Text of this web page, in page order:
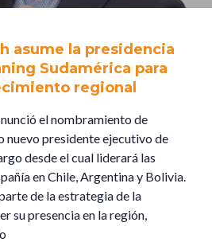
asume la presidencia
Sudamérica para
regional
el nombramiento de
nuevo presidente ejecutivo de
desde el cual liderará las
en Chile, Argentina y Bolivia.
de la estrategia de la
su presencia en la región,